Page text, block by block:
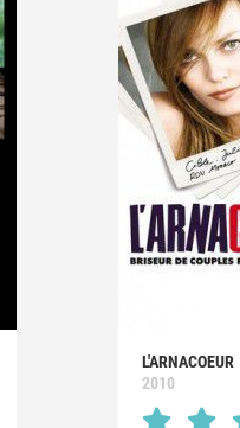
L'ARNACOEUR
2010